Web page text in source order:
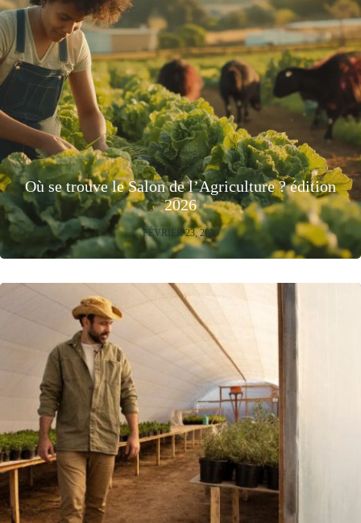
Où se trouve le Salon de l’Agriculture ? édition
2026
FÉVRIER 23, 2026